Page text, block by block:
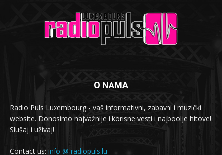
O NAMA
Radio Puls Luxembourg - vaš informativni, zabavni i muzički
website. Donosimo najvažnije i korisne vesti i najboolje hitove!
Slušaj i uživaj!
Contact us: info @ radiopuls.lu